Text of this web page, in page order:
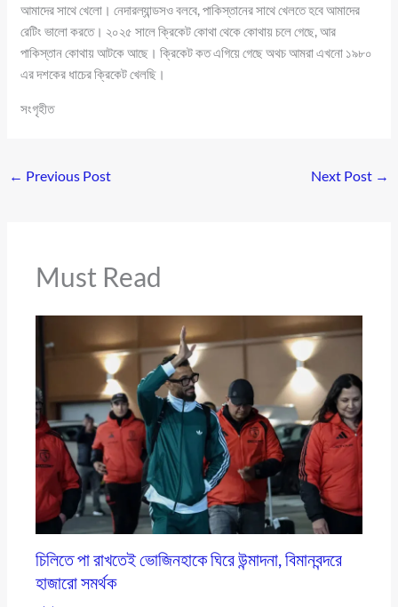
আমাদের সাথে খেলো। নেদারল্যান্ডসও বলবে, পাকিস্তানের সাথে খেলতে হবে আমাদের
রেটিং ভালো করতে। ২০২৫ সালে ক্রিকেট কোথা থেকে কোথায় চলে গেছে, আর
পাকিস্তান কোথায় আটকে আছে। ক্রিকেট কত এগিয়ে গেছে অথচ আমরা এখনো ১৯৮০
এর দশকের ধাচের ক্রিকেট খেলছি।
সংগৃহীত
← Previous Post Next Post →
Must Read
চিলিতে পা রাখতেই ভোজিনহাকে ঘিরে উন্মাদনা, বিমানবন্দরে
হাজারো সমর্থক